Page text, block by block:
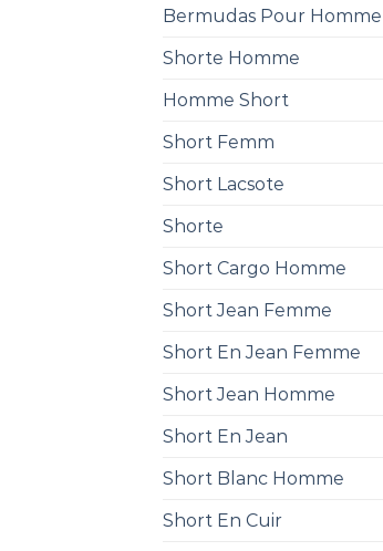
Bermudas Pour Homme
Shorte Homme
Homme Short
Short Femm
Short Lacsote
Shorte
Short Cargo Homme
Short Jean Femme
Short En Jean Femme
Short Jean Homme
Short En Jean
Short Blanc Homme
Short En Cuir